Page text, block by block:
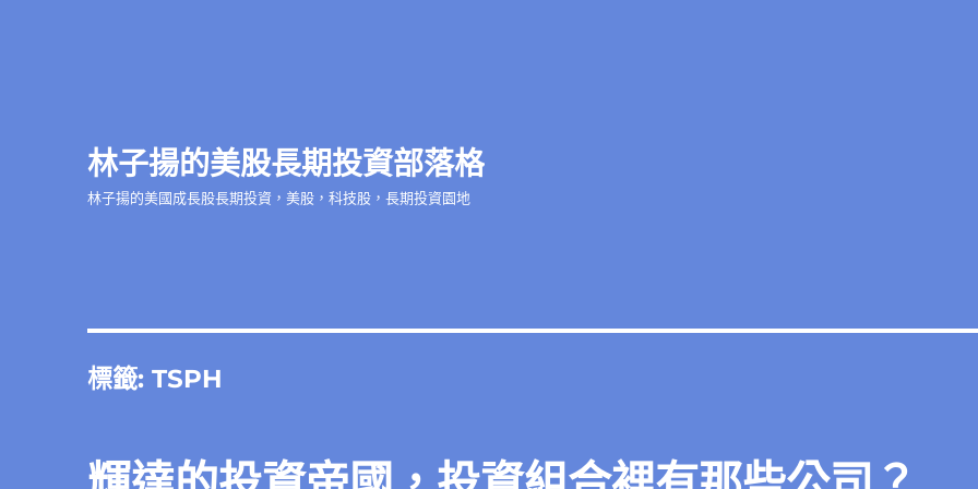
林子揚的美股長期投資部落格
林子揚的美國成長股長期投資，美股，科技股，長期投資園地
標籤:TSPH